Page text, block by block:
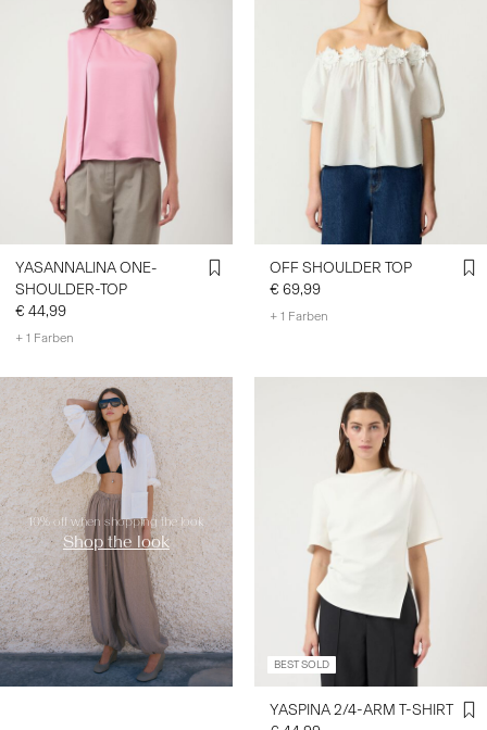
YASANNALINA ONE-
SHOULDER-TOP
€ 44,99
+ 1 Farben
OFF SHOULDER TOP
€ 69,99
+ 1 Farben
10% off when shopping the look
Shop the look
https://www.y-a-s.com/de-
at/shop-the-look/
BEST SOLD
YASPINA 2/4-ARM T-SHIRT